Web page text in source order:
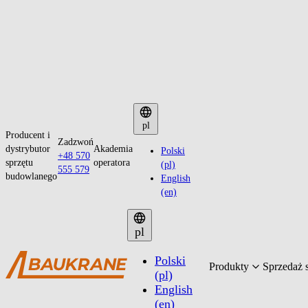
treści
Producent i
dystrybutor
sprzętu
budowlanego
Zadzwoń
+48 570
555 579
Akademia
operatora
pl
Polski
(pl)
English
(en)
pl
Polski
(pl)
English
(en)
Produkty Sprzedaż